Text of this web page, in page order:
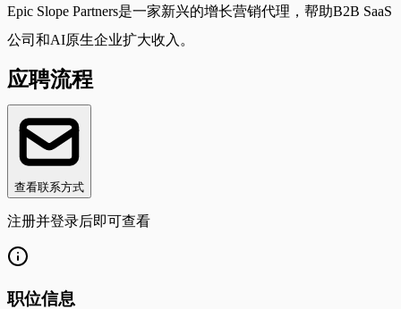
Epic Slope Partners是一家新兴的增长营销代理，帮助B2B SaaS
公司和AI原生企业扩大收入。
应聘流程
查看联系方式
注册并登录后即可查看
职位信息